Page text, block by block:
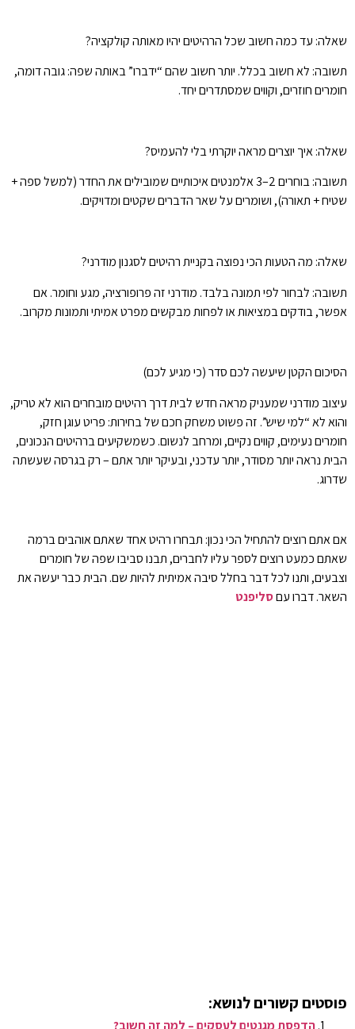
שאלה: עד כמה חשוב שכל הרהיטים יהיו מאותה קולקציה?
תשובה: לא חשוב בכלל. יותר חשוב שהם “ידברו” באותה שפה: גובה דומה,
חומרים חוזרים, וקווים שמסתדרים יחד.
שאלה: איך יוצרים מראה יוקרתי בלי להעמיס?
תשובה: בוחרים 2–3 אלמנטים איכותיים שמובילים את החדר (למשל ספה +
שטיח + תאורה), ושומרים על שאר הדברים שקטים ומדויקים.
שאלה: מה הטעות הכי נפוצה בקניית רהיטים לסגנון מודרני?
תשובה: לבחור לפי תמונה בלבד. מודרני זה פרופורציה, מגע וחומר. אם
אפשר, בודקים במציאות או לפחות מבקשים מפרט אמיתי ותמונות מקרוב.
הסיכום הקטן שיעשה לכם סדר (כי מגיע לכם)
עיצוב מודרני שמעניק מראה חדש לבית דרך רהיטים מובחרים הוא לא טריק,
והוא לא “למי שיש”. זה פשוט משחק חכם של בחירות: פריט עוגן חזק,
חומרים נעימים, קווים נקיים, ומרחב לנשום. כשמשקיעים ברהיטים הנכונים,
הבית נראה יותר מסודר, יותר עדכני, ובעיקר יותר אתם – רק בגרסה שעשתה
שדרוג.
אם אתם רוצים להתחיל הכי נכון: תבחרו רהיט אחד שאתם אוהבים ברמה
שאתם כמעט רוצים לספר עליו לחברים, תבנו סביבו שפה של חומרים
וצבעים, ותנו לכל דבר בחלל סיבה אמיתית להיות שם. הבית כבר יעשה את
השאר. דברו עםסליפנט
פוסטים קשורים לנושא:
הדפסת מגנטים לעסקים – למה זה חשוב?